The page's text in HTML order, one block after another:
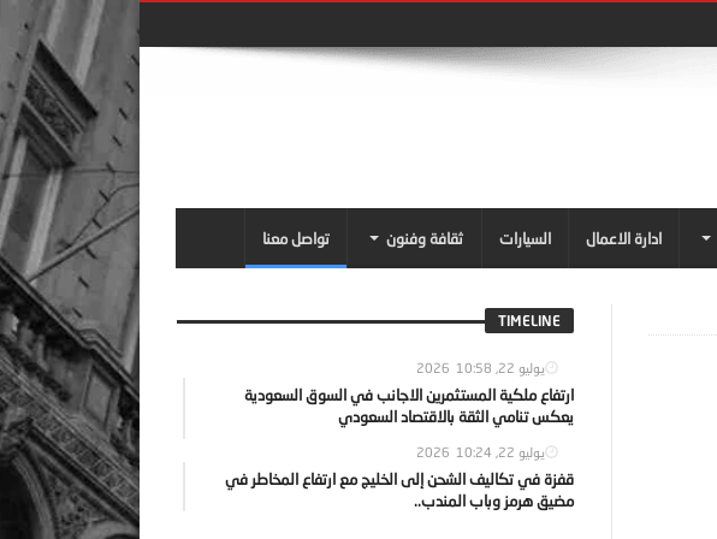
ادارة الاعمال السيارات ثقافة وفنون تواصل معنا
TIMELINE
يوليو 22, 2026 10:58
ارتفاع ملكية المستثمرين الاجانب في السوق السعودية
يعكس تنامي الثقة بالاقتصاد السعودي
يوليو 22, 2026 10:24
قفزة في تكاليف الشحن إلى الخليج مع ارتفاع المخاطر في
مضيق هرمز وباب المندب..